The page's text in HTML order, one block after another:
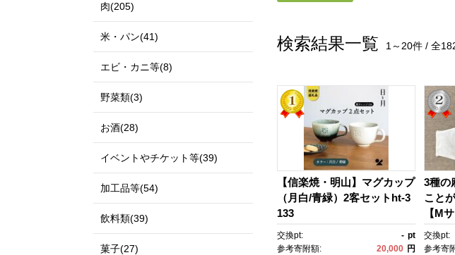
検索結果一覧 1～20件 / 全
【信楽焼・明山】マグカップ
（月白/青緑）2客セットht-3
133
交換pt: - pt
参考寄附額:
20,000 円
3種の
こと
【M
交換pt:
参考寄
肉(205)
米・パン(41)
エビ・カニ等(8)
野菜類(3)
お酒(28)
イベントやチケット等(39)
加工品等(54)
飲料類(39)
菓子(27)